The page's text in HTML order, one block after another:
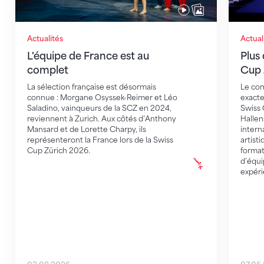
Actualités
L'équipe de France est au
complet
La sélection française est désormais
connue : Morgane Osyssek-Reimer et Léo
Saladino, vainqueurs de la SCZ en 2024,
reviennent à Zurich. Aux côtés d’Anthony
Mansard et de Lorette Charpy, ils
représenteront la France lors de la Swiss
Cup Zürich 2026.
Plus
Cup
Le
Swiss